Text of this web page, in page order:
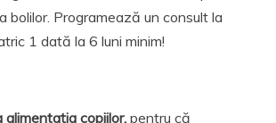
bolilor. Programează un consult la
1 dată la 6 luni minim!
copiilor, pentru că